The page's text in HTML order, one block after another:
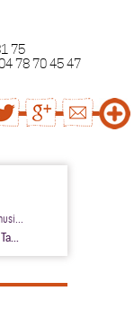
75
78 70 45 47